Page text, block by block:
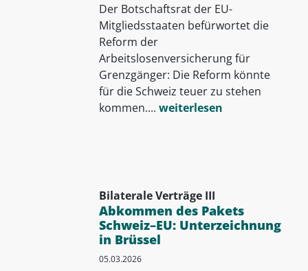
Der Botschaftsrat der EU-
Mitgliedsstaaten befürwortet die
Reform der
Arbeitslosenversicherung für
Grenzgänger: Die Reform könnte
für die Schweiz teuer zu stehen
kommen.... weiterlesen
Bilaterale Verträge III
Abkommen des Pakets
Schweiz–EU: Unterzeichnung
in Brüssel
05.03.2026